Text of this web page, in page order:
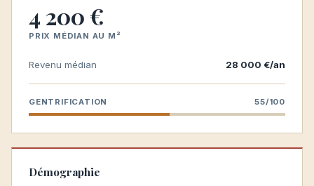
4 200 €
PRIX MÉDIAN AU M²
Revenu médian 28 000 €/an
GENTRIFICATION 55/100
Démographie